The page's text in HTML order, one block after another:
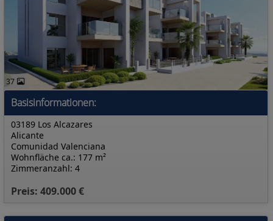
37
Basisinformationen:
03189 Los Alcazares
Alicante
Comunidad Valenciana
Preis: 409.000 €
Wohnfläche ca.: 177 m²
Zimmeranzahl: 4